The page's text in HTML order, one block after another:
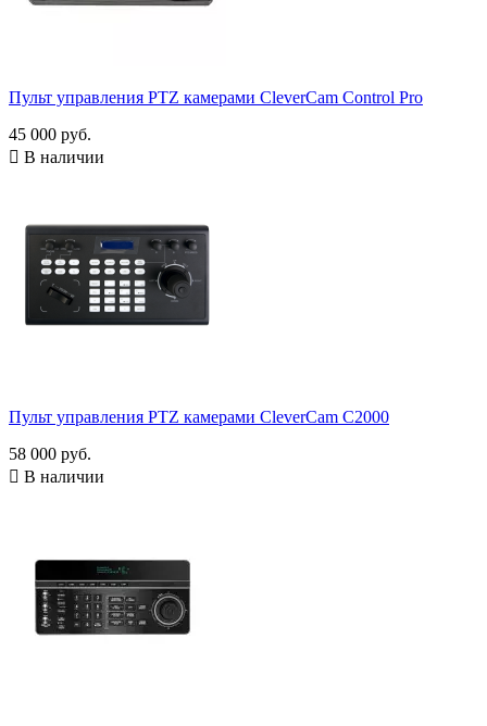
Пульт управления PTZ камерами CleverCam Control Pro
45 000 руб.
 В наличии
Пульт управления PTZ камерами CleverCam C2000
58 000 руб.
 В наличии